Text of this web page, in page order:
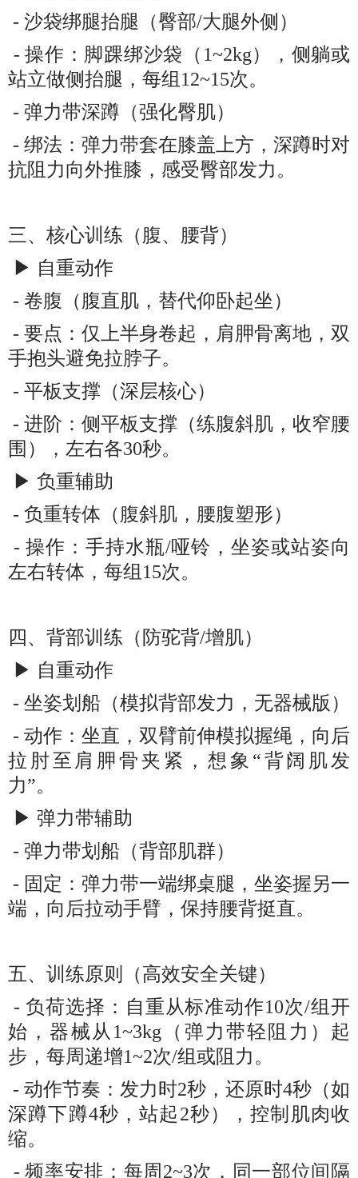
- 沙袋绑腿抬腿（臀部/大腿外侧）
- 操作：脚踝绑沙袋（1~2kg），侧躺或
站立做侧抬腿，每组12~15次。
- 弹力带深蹲（强化臀肌）
- 绑法：弹力带套在膝盖上方，深蹲时对
抗阻力向外推膝，感受臀部发力。
三、核心训练（腹、腰背）
▶ 自重动作
- 卷腹（腹直肌，替代仰卧起坐）
- 要点：仅上半身卷起，肩胛骨离地，双
手抱头避免拉脖子。
- 平板支撑（深层核心）
- 进阶：侧平板支撑（练腹斜肌，收窄腰
围），左右各30秒。
▶ 负重辅助
- 负重转体（腹斜肌，腰腹塑形）
- 操作：手持水瓶/哑铃，坐姿或站姿向
左右转体，每组15次。
四、背部训练（防驼背/增肌）
▶ 自重动作
- 坐姿划船（模拟背部发力，无器械版）
- 动作：坐直，双臂前伸模拟握绳，向后
拉肘至肩胛骨夹紧，想象“背阔肌发
力”。
▶ 弹力带辅助
- 弹力带划船（背部肌群）
- 固定：弹力带一端绑桌腿，坐姿握另一
端，向后拉动手臂，保持腰背挺直。
五、训练原则（高效安全关键）
- 负荷选择：自重从标准动作10次/组开
始，器械从1~3kg（弹力带轻阻力）起
步，每周递增1~2次/组或阻力。
- 动作节奏：发力时2秒，还原时4秒（如
深蹲下蹲4秒，站起2秒），控制肌肉收
缩。
- 频率安排：每周2~3次，同一部位间隔